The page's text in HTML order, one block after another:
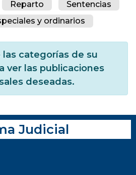
Reparto
Sentencias
y ordinarios
las categorías de su
ver las publicaciones
deseadas.
Judicial